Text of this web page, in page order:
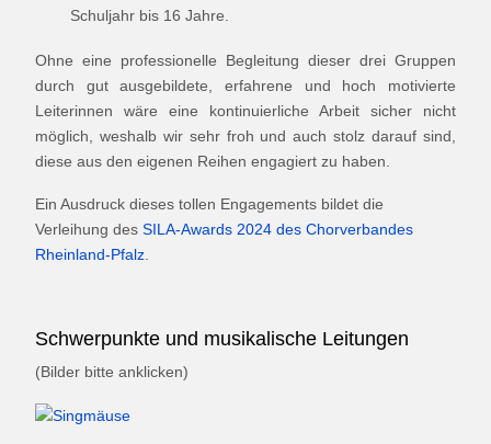
Schuljahr bis 16 Jahre.
Ohne eine professionelle Begleitung dieser drei Gruppen
durch gut ausgebildete, erfahrene und hoch motivierte
Leiterinnen wäre eine kontinuierliche Arbeit sicher nicht
möglich, weshalb wir sehr froh und auch stolz darauf sind,
diese aus den eigenen Reihen engagiert zu haben.
Ein Ausdruck dieses tollen Engagements bildet die
Verleihung des SILA-Awards 2024 des Chorverbandes
Rheinland-Pfalz
Schwerpunkte und musikalische Leitungen
(Bilder bitte anklicken)